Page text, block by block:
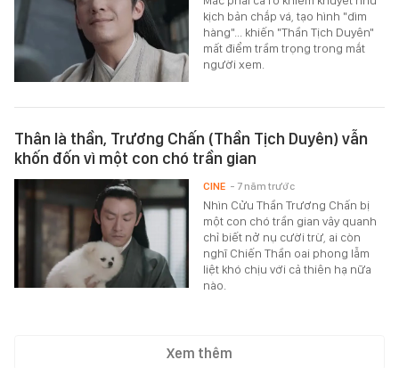
kịch bản chắp vá, tạo hình "dìm
hàng"... khiến "Thần Tịch Duyên"
mất điểm trầm trọng trong mắt
người xem.
Thân là thần, Trương Chấn (Thần Tịch Duyên) vẫn
khốn đốn vì một con chó trần gian
Nhìn Cửu Thần Trương Chấn bị
một con chó trần gian vây quanh
chỉ biết nở nụ cười trừ, ai còn
nghĩ Chiến Thần oai phong lẫm
liệt khó chịu với cả thiên hạ nữa
nào.
CINE - 7 năm trước
Xem thêm